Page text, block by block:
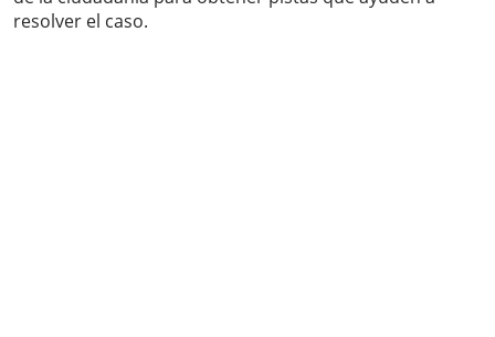
resolver el caso.